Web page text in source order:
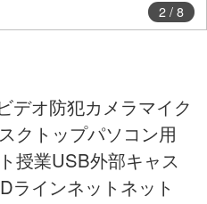
2/ 8
デオ防犯カメラマイク
クトップパソコン用
授業USB外部キャス
ラインネットネット